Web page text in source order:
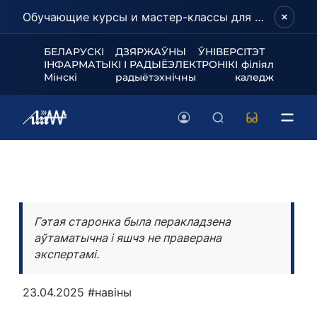
Обучающие курсы и мастер-классы для школьников и абитуриентов!
БЕЛАРУСКІ ДЗЯРЖАЎНЫ ЎНІВЕРСІТЭТ
ІНФАРМАТЫКІ І РАДЫЁЭЛЕКТРОНІКІ філіял
Мінскі радыётэхнічны каледж
Гэтая старонка была перакладзена
аўтаматычна і яшчэ не праверана
экспертамі.
23.04.2025 #навіны